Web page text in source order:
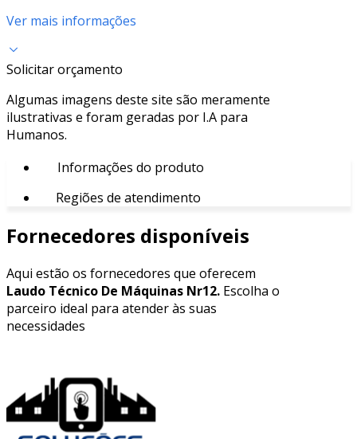
Ver mais informações
Solicitar orçamento
Algumas imagens deste site são meramente
ilustrativas e foram geradas por I.A para
Humanos.
Informações do produto
Regiões de atendimento
Fornecedores disponíveis
Aqui estão os fornecedores que oferecem
Laudo Técnico De Máquinas Nr12. Escolha o
parceiro ideal para atender às suas
necessidades